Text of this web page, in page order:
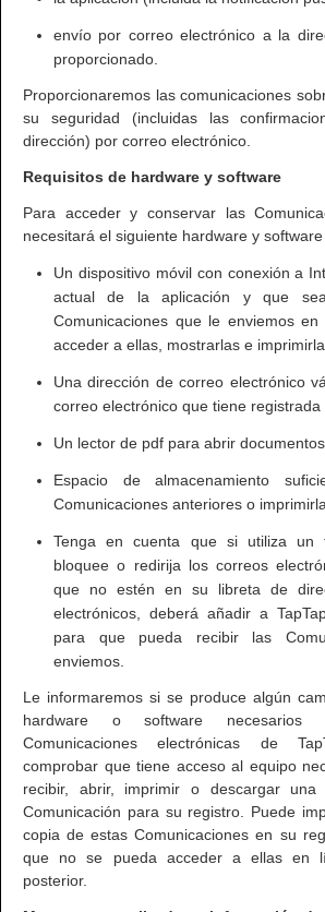
envío por correo electrónico a la
proporcionado.
Proporcionaremos las comunicaciones
su seguridad (incluidas las
dirección) por correo electrónico.
Requisitos de hardware y software
Para acceder y conservar las
necesitará el siguiente hardware y
Un dispositivo móvil con conexión a
actual de la aplicación y que
Comunicaciones que le enviemos en
acceder a ellas, mostrarlas e
Una dirección de correo electrónico
correo electrónico que tiene registrada
Un lector de pdf para abrir
Espacio de almacenamiento
Comunicaciones anteriores o
Tenga en cuenta que si utiliza un
bloquee o redirija los correos
que no estén en su libreta de
electrónicos, deberá añadir a
para que pueda recibir las
enviemos.
Le informaremos si se produce algún
hardware o software
Comunicaciones electrónicas de
comprobar que tiene acceso al equipo
recibir, abrir, imprimir o descargar
Comunicación para su registro. Puede
copia de estas Comunicaciones en su
que no se pueda acceder a ellas en
posterior.